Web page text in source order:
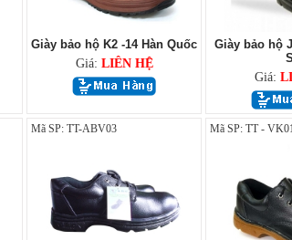
Giày bảo hộ K2 -14 Hàn Quốc
Giá: LIÊN HỆ
Giày bảo hộ
Giá:
Mã SP: TT-ABV03 Mã SP: TT -